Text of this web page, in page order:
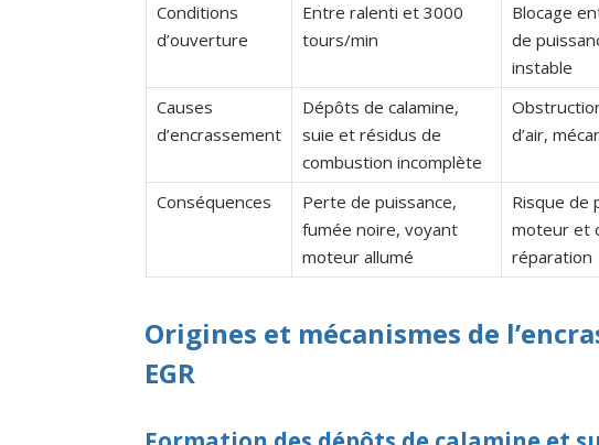
Conditions
d’ouverture
Entre ralenti et 3000
tours/min
Blocage
de
instable
Causes
d’encrassement
Dépôts de calamine,
suie et résidus de
combustion incomplète
d’air,
Conséquences
Perte de puissance,
fumée noire, voyant
moteur allumé
Risque de
moteur et
réparation
Origines et mécanismes de
EGR